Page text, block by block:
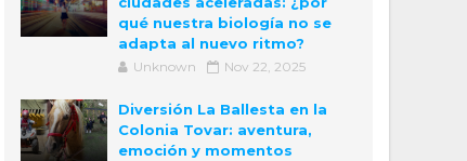
qué nuestra biología no se
adapta al nuevo ritmo?
Unknown Nov 22, 2025
Diversión La Ballesta en la
Colonia Tovar: aventura,
emoción y momentos